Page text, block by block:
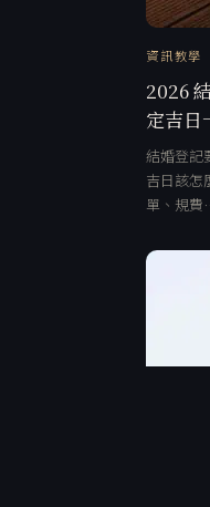
資訊教學
2026
定吉日
結婚登記
吉日該怎
單、規